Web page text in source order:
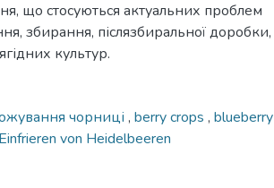
що стосуються актуальних проблем
збирання, післязбиральної доробки,
культур.
чорниці , berry crops , blueberry
Einfrieren von Heidelbeeren